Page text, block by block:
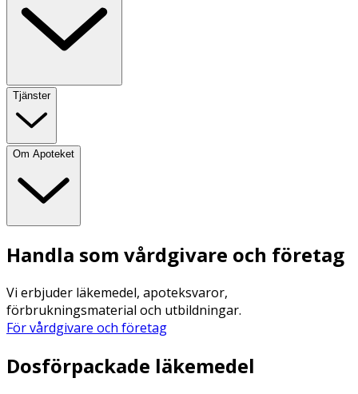
Tjänster
Om Apoteket
Handla som vårdgivare och företag
Vi erbjuder läkemedel, apoteksvaror,
förbrukningsmaterial och utbildningar.
För vårdgivare och företag
Dosförpackade läkemedel